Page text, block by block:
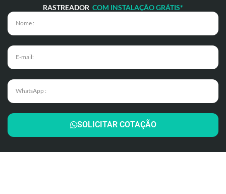
RASTREADOR COM INSTALAÇÃO GRÁTIS*
SOLICITAR COTAÇÃO